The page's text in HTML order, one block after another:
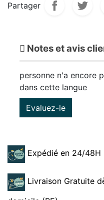
Partager
Notes et avis
personne n'a encore
dans cette langue
Evaluez-le
Expédié en 24/48H
Livraison Gratuite